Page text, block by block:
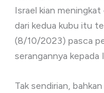
Israel kian meningkat
dari kedua kubu itu
(8/10/2023) pasca
serangannya kepada
Tak sendirian,